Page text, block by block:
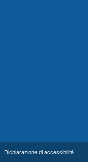
Dichiarazione di accessibilità